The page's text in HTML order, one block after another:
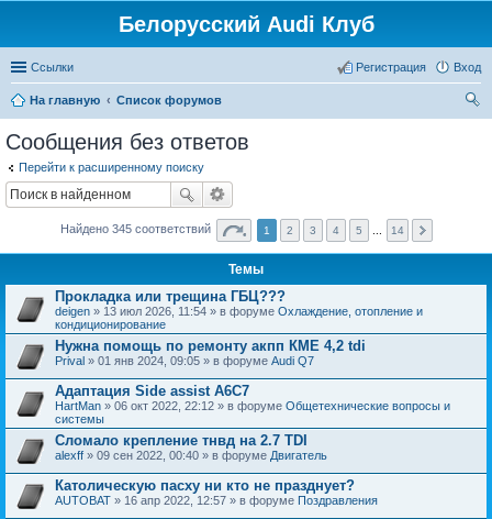
Белорусский Audi Клуб
Ссылки Вход
Регистрация
На главную
Список форумов
Сообщения без ответов
Перейти к расширенному поиску
Найдено 345 соответствий 1 2 3 4 5 14
Темы
Прокладка или трещина ГБЦ???
deigen » 13 июл 2026, 11:54 » в форуме Охлаждение, отопление и
кондиционирование
Нужна помощь по ремонту акпп КМЕ 4,2 tdi
Prival » 01 янв 2024, 09:05 » в форуме Audi Q7
Адаптация Side assist A6C7
HartMan » 06 окт 2022, 22:12 » в форуме Общетехнические вопросы и
системы
Сломало крепление тнвд на 2.7 TDI
alexff » 09 сен 2022, 00:40 » в форуме Двигатель
Католическую пасху ни кто не празднует?
AUTOBAT » 16 апр 2022, 12:57 » в форуме Поздравления